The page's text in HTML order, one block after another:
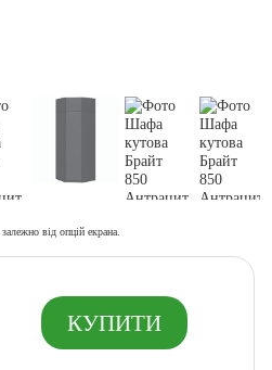
від опцій екрана.